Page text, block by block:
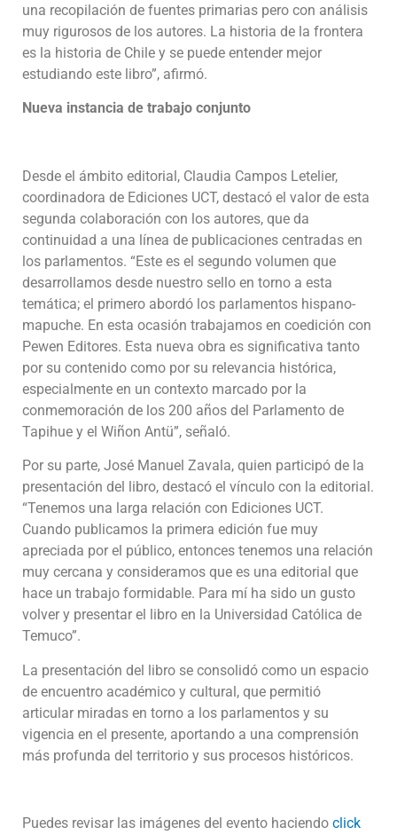
una recopilación de fuentes primarias pero con análisis
muy rigurosos de los autores. La historia de la frontera
es la historia de Chile y se puede entender mejor
estudiando este libro”, afirmó.
Nueva instancia de trabajo conjunto
Desde el ámbito editorial, Claudia Campos Letelier,
coordinadora de Ediciones UCT, destacó el valor de esta
segunda colaboración con los autores, que da
continuidad a una línea de publicaciones centradas en
los parlamentos. “Este es el segundo volumen que
desarrollamos desde nuestro sello en torno a esta
temática; el primero abordó los parlamentos hispano-
mapuche. En esta ocasión trabajamos en coedición con
Pewen Editores. Esta nueva obra es significativa tanto
por su contenido como por su relevancia histórica,
especialmente en un contexto marcado por la
conmemoración de los 200 años del Parlamento de
Tapihue y el Wiñon Antü”, señaló.
Por su parte, José Manuel Zavala, quien participó de la
presentación del libro, destacó el vínculo con la editorial.
“Tenemos una larga relación con Ediciones UCT.
Cuando publicamos la primera edición fue muy
apreciada por el público, entonces tenemos una relación
muy cercana y consideramos que es una editorial que
hace un trabajo formidable. Para mí ha sido un gusto
volver y presentar el libro en la Universidad Católica de
Temuco”.
La presentación del libro se consolidó como un espacio
de encuentro académico y cultural, que permitió
articular miradas en torno a los parlamentos y su
vigencia en el presente, aportando a una comprensión
más profunda del territorio y sus procesos históricos.
Puedes revisar las imágenes del evento haciendo click